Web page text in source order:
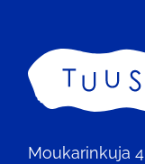
Etusivu
Moukarinkuja 4